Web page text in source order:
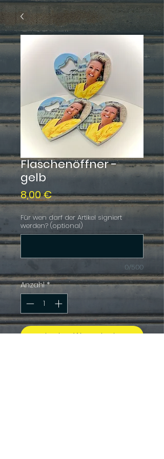
Flaschenöffner -
gelb
8,00 €Preis
Für wen darf der Artikel signiert
werden? (optional)
0/500
Anzahl*
In den Warenkorb